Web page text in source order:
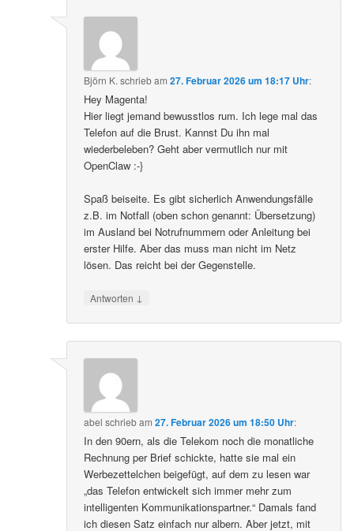
Björn K. schriebam27. Februar 2026 um 18:17 Uhr:
Hey Magenta!
Hier liegt jemand bewusstlos rum. Ich lege mal das
Telefon auf die Brust. Kannst Du ihn mal
wiederbeleben? Geht aber vermutlich nur mit
OpenClaw :-}
Spaß beiseite. Es gibt sicherlich Anwendungsfälle
z.B. im Notfall (oben schon genannt: Übersetzung)
im Ausland bei Notrufnummern oder Anleitung bei
erster Hilfe. Aber das muss man nicht im Netz
lösen. Das reicht bei der Gegenstelle.
Antworten ↓
abel schriebam27. Februar 2026 um 18:50 Uhr:
In den 90ern, als die Telekom noch die monatliche
Rechnung per Brief schickte, hatte sie mal ein
Werbezettelchen beigefügt, auf dem zu lesen war
„das Telefon entwickelt sich immer mehr zum
intelligenten Kommunikationspartner.“ Damals fand
ich diesen Satz einfach nur albern. Aber jetzt, mit